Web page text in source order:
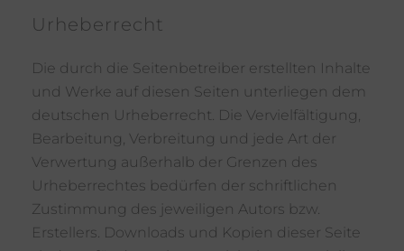
Urheberrecht
Die durch die Seitenbetreiber erstellten Inhalte
und Werke auf diesen Seiten unterliegen dem
deutschen Urheberrecht. Die Vervielfältigung,
Bearbeitung, Verbreitung und jede Art der
Verwertung außerhalb der Grenzen des
Urheberrechtes bedürfen der schriftlichen
Zustimmung des jeweiligen Autors bzw.
Erstellers. Downloads und Kopien dieser Seite